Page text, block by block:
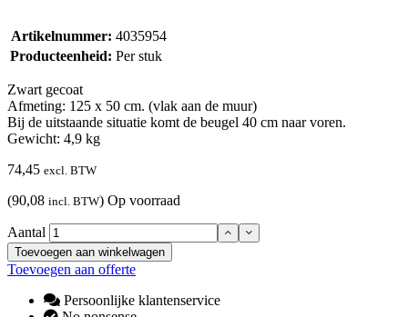
Artikelnummer: 4035954
Producteenheid: Per stuk
Zwart gecoat
Afmeting: 125 x 50 cm. (vlak aan de muur)
Bij de uitstaande situatie komt de beugel 40 cm naar voren.
Gewicht: 4,9 kg
74,45 excl. BTW
(90,08 incl. BTW) Op voorraad
Aantal
Toevoegen aan winkelwagen
Toevoegen aan offerte
Persoonlijke klantenservice